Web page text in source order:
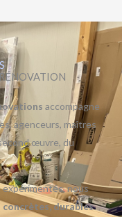
accompagne
agenceurs, maîtres
œuvre, du
expérimentés, nous
durables